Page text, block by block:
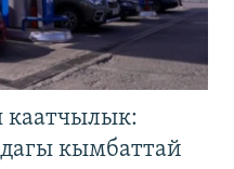
кымбаттай